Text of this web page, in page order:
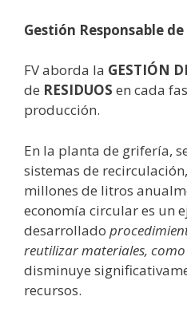
Gestión Responsable
FV aborda la GESTIÓN
de RESIDUOS en cada
producción.
En la planta de grifería,
sistemas de
millones de litros
economía circular es un
desarrollado
reutilizar materiales,
disminuye
recursos.